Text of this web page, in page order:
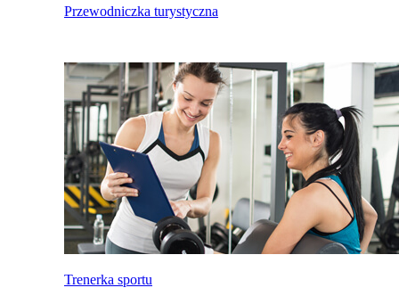
Przewodniczka turystyczna
Trenerka sportu